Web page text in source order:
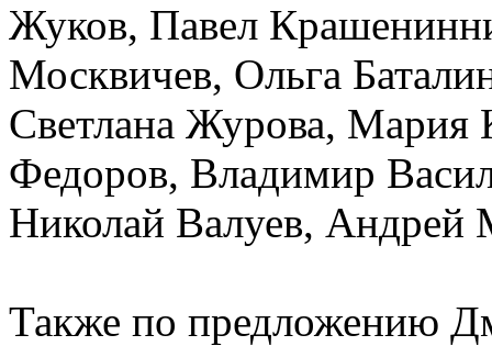
Жуков, Павел
Москвичев, Ольга
Светлана Журова, Мария
Федоров, Владимир
Николай Валуев, Андрей
Также по предложению